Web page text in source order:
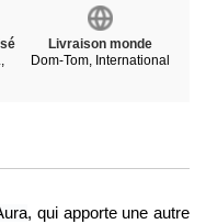
Livraison monde
Dom-Tom, International
, qui apporte une autre